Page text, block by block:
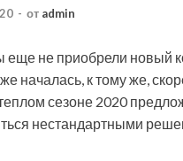
- от admin
еще не приобрели новый
началась, к тому же,
сезоне 2020
нестандартными